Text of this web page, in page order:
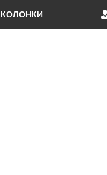
КОЛОНКИ